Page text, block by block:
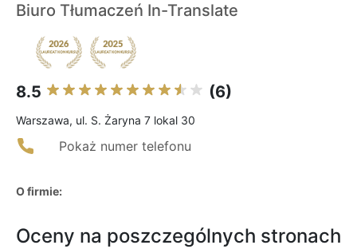
Biuro Tłumaczeń In-Translate
8.5 (6)
Warszawa, ul. S. Żaryna 7 lokal 30
Pokaż numer telefonu
O firmie:
Oceny na poszczególnych stronach